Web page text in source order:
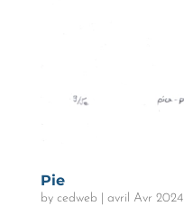
Pie
by cedweb avril Avr 2024